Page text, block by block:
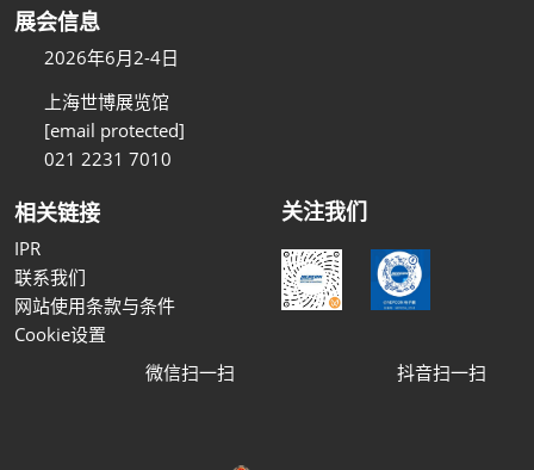
展会信息
2026年6月2-4日
上海世博展览馆
[email protected]
021 2231 7010
相关链接
IPR
联系我们
网站使用条款与条件
Cookie设置
关注我们
微信扫一扫 抖音扫一扫